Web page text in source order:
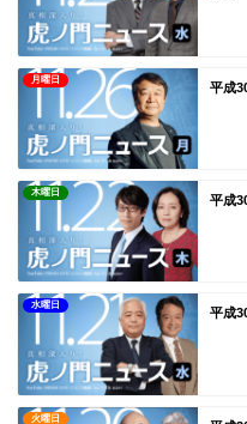
月曜日
平成
木曜日
平成
水曜日
平成
火曜日